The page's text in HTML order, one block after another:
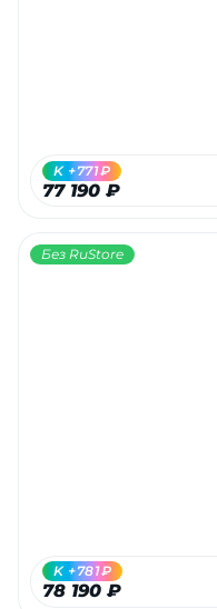
77 190 ₽
K +771₽
Без RuStore
78 190 ₽
K +781₽